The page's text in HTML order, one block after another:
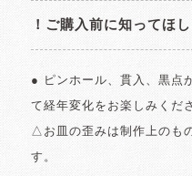
！ご購入前に知ってほ
● ピンホール、貫入、黒点
て経年変化をお楽しみくだ
△お皿の歪みは制作上のも
す。